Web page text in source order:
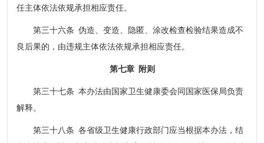
任主体依法依规承担相应责任。
第三十六条 伪造、变造、隐匿、涂改检查检验结果造成不
良后果的，由违规主体依法依规承担相应责任。
第七章 附则
第三十七条 本办法由国家卫生健康委会同国家医保局负责
解释。
第三十八条 各省级卫生健康行政部门应当根据本办法，结